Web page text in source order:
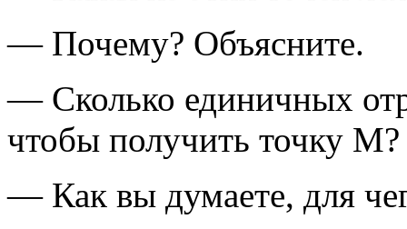
— Почему? Объясните.
— Сколько единичных
чтобы получить точку M?
— Как вы думаете, для